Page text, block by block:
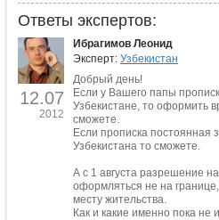
Ответы экспертов:
12.07
2012
Ибрагимов Леонид
Эксперт: Узбекистан
Добрый день!
Если у Вашего папы
Узбекистане, то оформить
сможете.
Если прописка постоянная
Узбекистана то сможете.
А с 1 августа разрешение
оформляться не на
месту жительства.
Как и какие именно пока не